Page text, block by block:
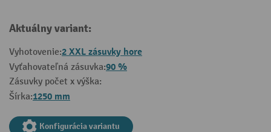
Aktuálny variant:
Vyhotovenie:2 XXL zásuvky hore
Vyťahovateľná zásuvka:90 %
Zásuvky počet x výška:
Šírka:1250 mm
Konfigurácia variantu